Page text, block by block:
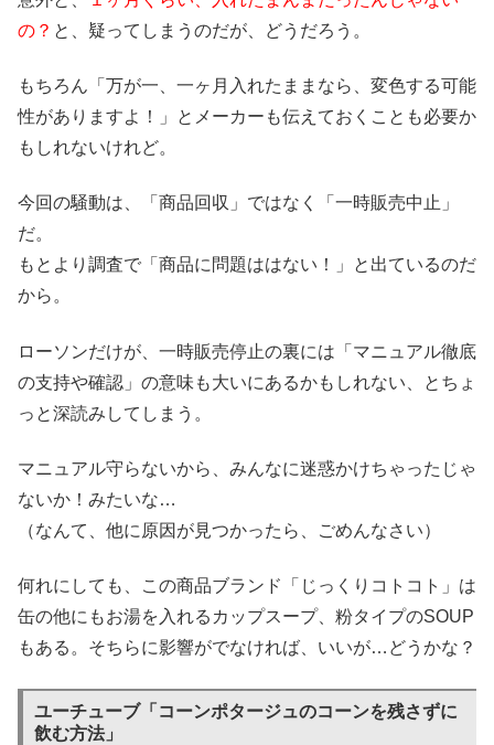
の？ と、疑ってしまうのだが、どうだろう。
もちろん「万が一、一ヶ月入れたままなら、変色する可能
性がありますよ！」とメーカーも伝えておくことも必要か
もしれないけれど。
今回の騒動は、「商品回収」ではなく「一時販売中止」
だ。
もとより調査で「商品に問題ははない！」と出ているのだ
から。
ローソンだけが、一時販売停止の裏には「マニュアル徹底
の支持や確認」の意味も大いにあるかもしれない、とちょ
っと深読みしてしまう。
マニュアル守らないから、みんなに迷惑かけちゃったじゃ
ないか！みたいな…
（なんて、他に原因が見つかったら、ごめんなさい）
何れにしても、この商品ブランド「じっくりコトコト」は
缶の他にもお湯を入れるカップスープ、粉タイプのSOUP
もある。そちらに影響がでなければ、いいが…どうかな？
ユーチューブ「コーンポタージュのコーンを残さずに
飲む方法」